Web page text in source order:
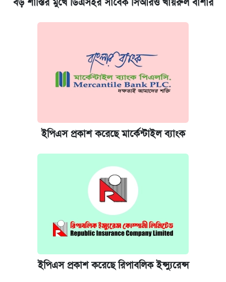
ইপিএস প্রকাশ করেছে মার্কেন্টাইল ব্যাংক
ইপিএস প্রকাশ করেছে রিপাবলিক ইন্স্যুরেন্স